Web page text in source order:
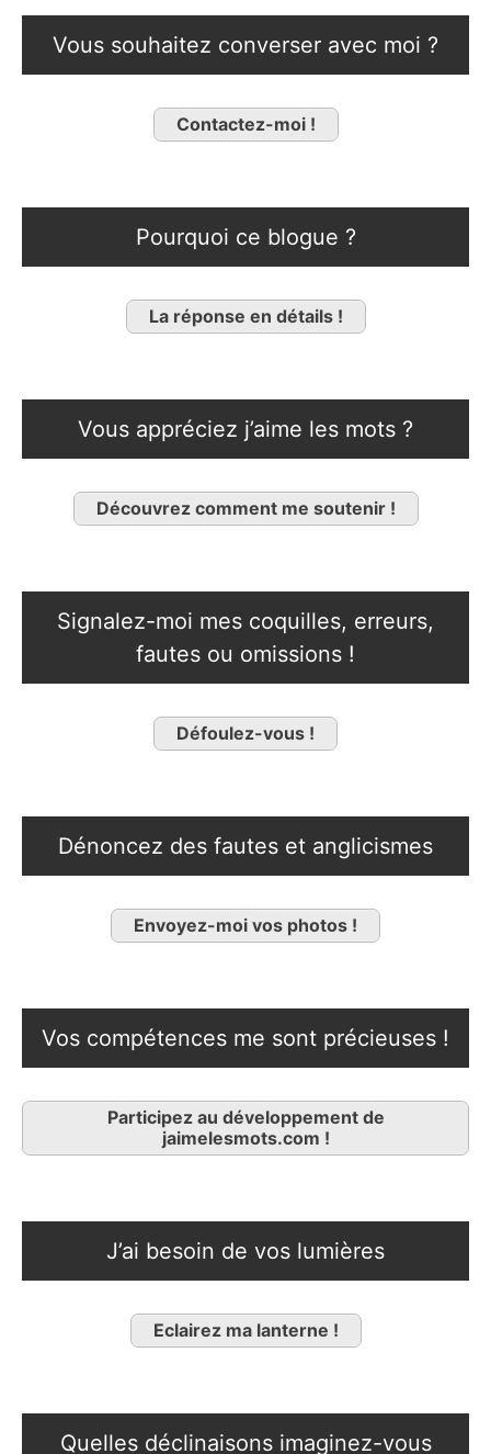
Vous souhaitez converser avec moi ?
Contactez-moi !
Pourquoi ce blogue ?
La réponse en détails !
Vous appréciez j’aime les mots ?
Découvrez comment me soutenir !
Signalez-moi mes coquilles, erreurs,
fautes ou omissions !
Défoulez-vous !
Dénoncez des fautes et anglicismes
Envoyez-moi vos photos !
Vos compétences me sont précieuses !
Participez au développement de
jaimelesmots.com !
J’ai besoin de vos lumières
Eclairez ma lanterne !
Quelles déclinaisons imaginez-vous